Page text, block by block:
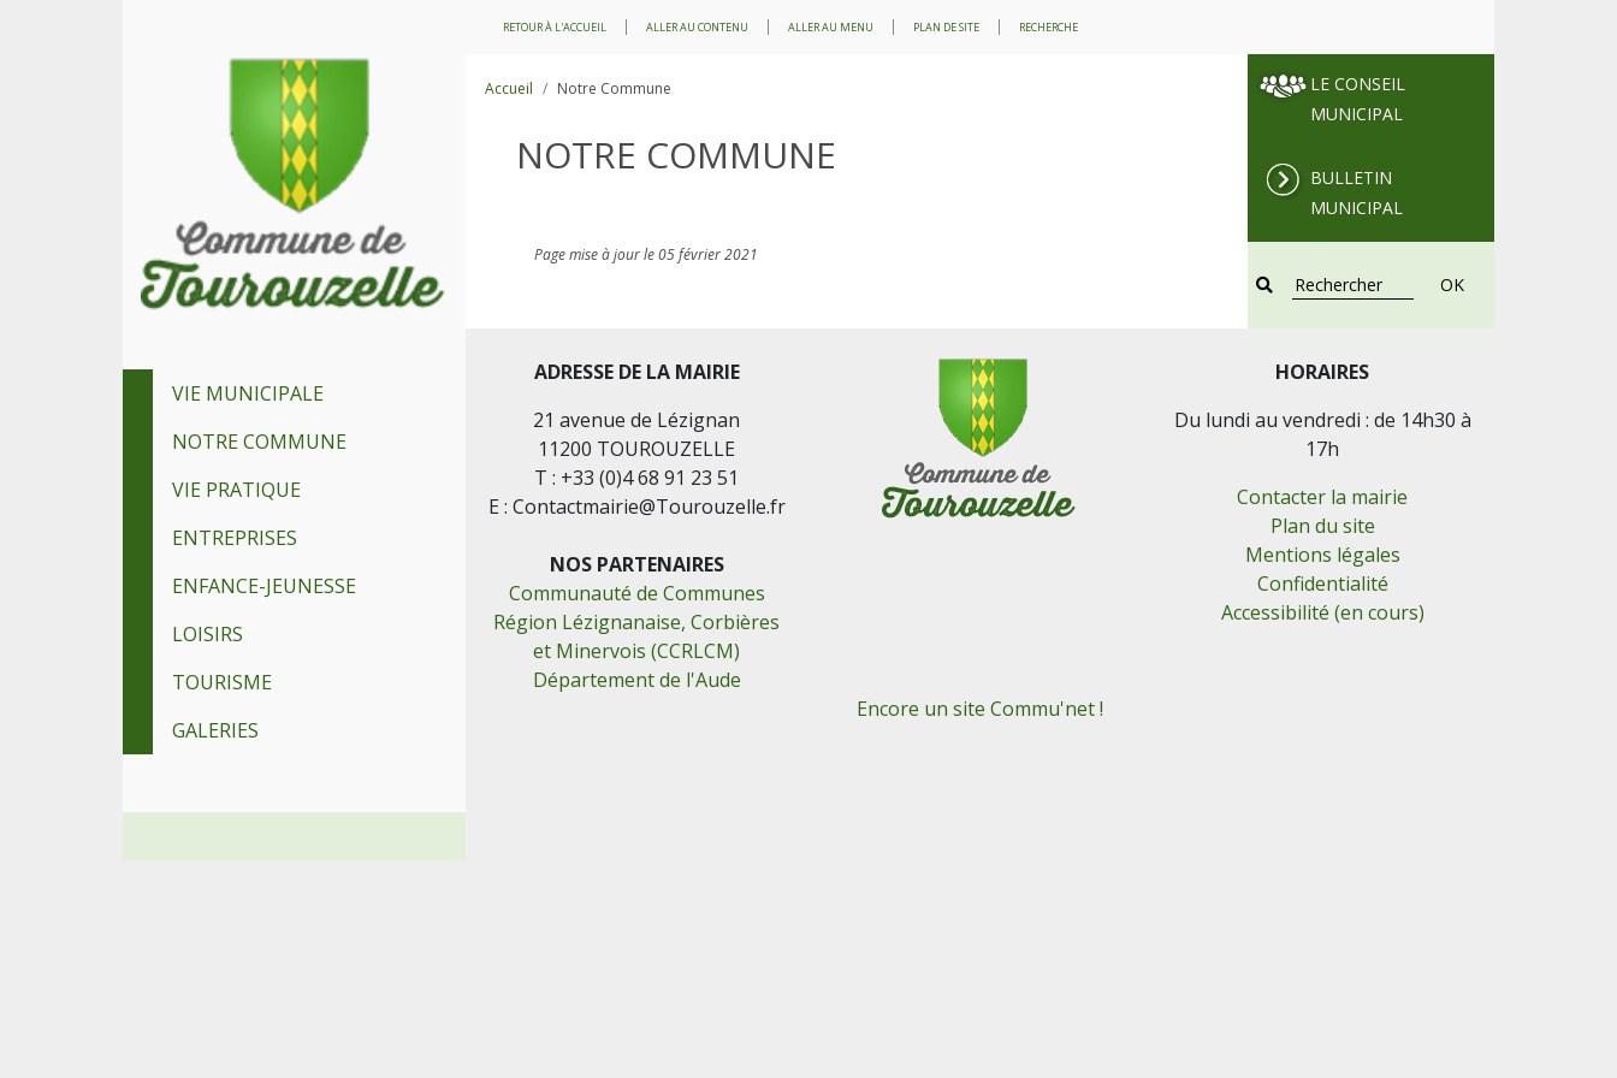
RETOUR À L'ACCUEIL ALLER AU CONTENU ALLER AU MENU PLAN DE SITE RECHERCHE
VIE MUNICIPALE
NOTRE COMMUNE
VIE PRATIQUE
ENTREPRISES
ENFANCE-JEUNESSE
LOISIRS
TOURISME
GALERIES
Accueil Notre Commune
NOTRE COMMUNE
Page mise à jour le 05 février 2021
LE CONSEIL
MUNICIPAL
BULLETIN
MUNICIPAL
OK
ADRESSE DE LA MAIRIE
21 avenue de Lézignan
11200 TOUROUZELLE
T : +33 (0)4 68 91 23 51
E : Contactmairie@Tourouzelle.fr
NOS PARTENAIRES
Communauté de Communes
Région Lézignanaise, Corbières
et Minervois (CCRLCM)
Département de l'Aude
HORAIRES
Du lundi au vendredi : de 14h30 à
17h
Contacter la mairie
Plan du site
Mentions légales
Confidentialité
Accessibilité (en cours)
Encore un site Commu'net !